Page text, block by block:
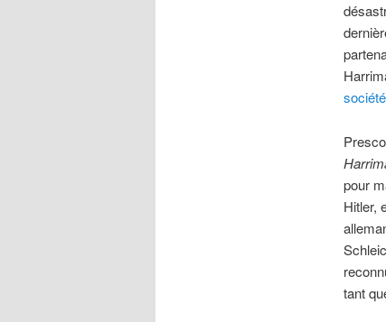
pour
Hitler,
tant